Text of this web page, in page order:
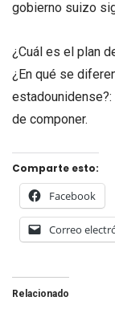
gobierno suizo
¿Cuál es el plan
¿En qué se
de componer.
Comparte esto:
Facebook
Correo
Relacionado